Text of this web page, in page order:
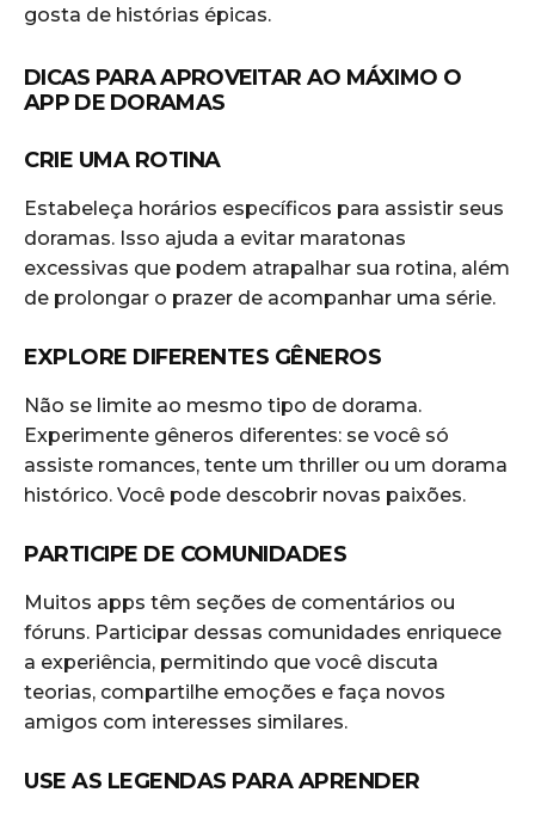
gosta de histórias épicas.
DICAS PARA APROVEITAR AO MÁXIMO O
APP DE DORAMAS
CRIE UMA ROTINA
Estabeleça horários específicos para assistir seus
doramas. Isso ajuda a evitar maratonas
excessivas que podem atrapalhar sua rotina, além
de prolongar o prazer de acompanhar uma série.
EXPLORE DIFERENTES GÊNEROS
Não se limite ao mesmo tipo de dorama.
Experimente gêneros diferentes: se você só
assiste romances, tente um thriller ou um dorama
histórico. Você pode descobrir novas paixões.
PARTICIPE DE COMUNIDADES
Muitos apps têm seções de comentários ou
fóruns. Participar dessas comunidades enriquece
a experiência, permitindo que você discuta
teorias, compartilhe emoções e faça novos
amigos com interesses similares.
USE AS LEGENDAS PARA APRENDER